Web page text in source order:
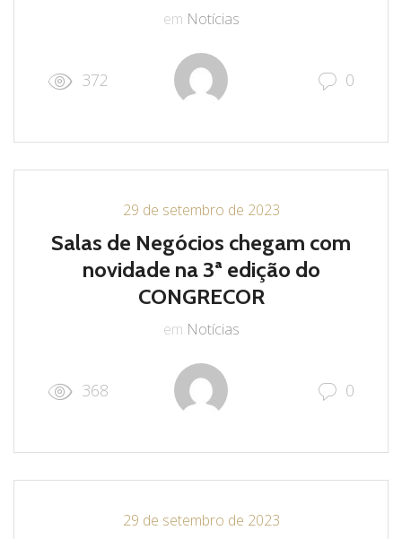
em Notícias
372 0
29 de setembro de 2023
Salas de Negócios chegam com
novidade na 3ª edição do
CONGRECOR
em Notícias
368 0
29 de setembro de 2023